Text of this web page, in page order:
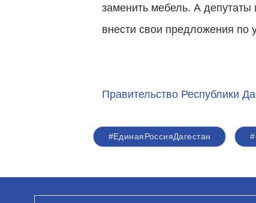
заменить мебель. А депутаты
внести свои предложения по
Правительство Республики
#ЕдинаяРоссияДагестан